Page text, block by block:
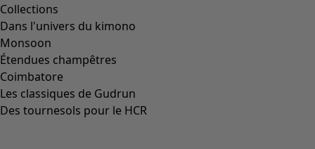
Collections
Dans l'univers du kimono
Monsoon
Étendues champêtres
Coimbatore
Les classiques de Gudrun
Des tournesols pour le HCR